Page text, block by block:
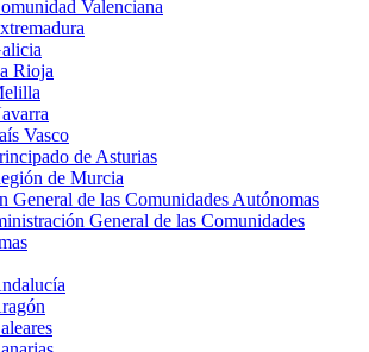
Valenciana
Rioja
Vasco
de Asturias
de Murcia
General de las Comunidades Autónomas
General de las Comunidades